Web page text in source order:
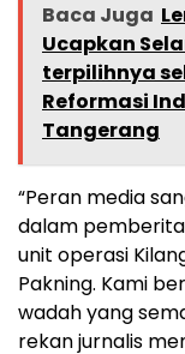
Baca Juga
Ucapkan
terpilihnya
Reformasi
Tangerang
“Peran media
dalam
unit operasi
Pakning. Kami
wadah yang
rekan jurnalis